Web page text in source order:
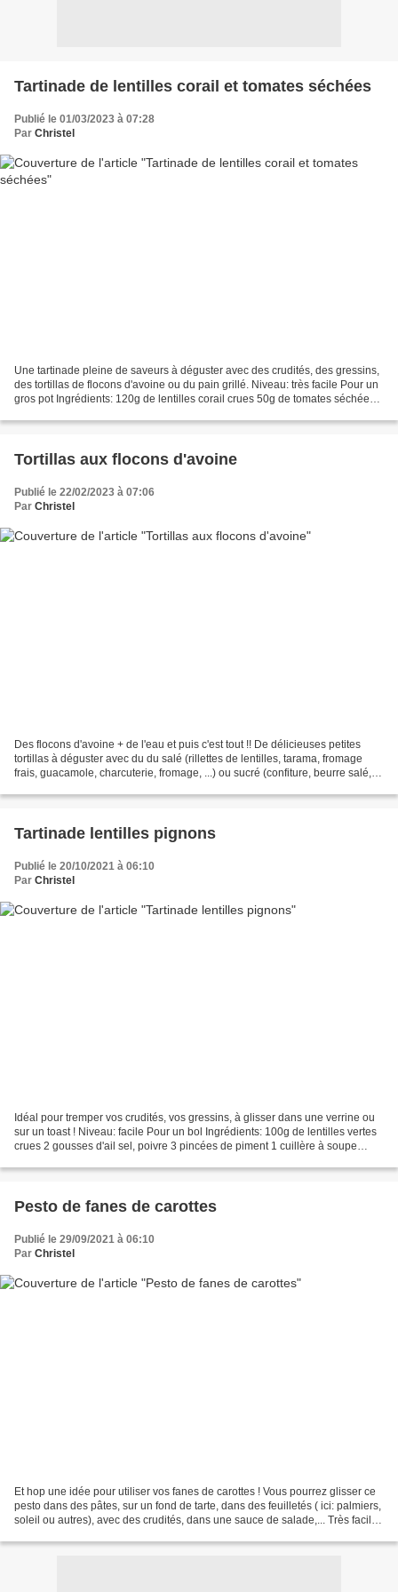
Tartinade de lentilles corail et tomates séchées
Publié le 01/03/2023 à 07:28
Par Christel
Une tartinade pleine de saveurs à déguster avec des crudités, des gressins,
des tortillas de flocons d'avoine ou du pain grillé. Niveau: très facile Pour un
gros pot Ingrédients: 120g de lentilles corail crues 50g de tomates séchées +
Tortillas aux flocons d'avoine
Publié le 22/02/2023 à 07:06
Par Christel
Des flocons d'avoine + de l'eau et puis c'est tout !! De délicieuses petites
tortillas à déguster avec du du salé (rillettes de lentilles, tarama, fromage
frais, guacamole, charcuterie, fromage, ...) ou sucré (confiture, beurre salé,
Tartinade lentilles pignons
Publié le 20/10/2021 à 06:10
Par Christel
Idéal pour tremper vos crudités, vos gressins, à glisser dans une verrine ou
sur un toast ! Niveau: facile Pour un bol Ingrédients: 100g de lentilles vertes
crues 2 gousses d'ail sel, poivre 3 pincées de piment 1 cuillère à soupe
Pesto de fanes de carottes
Publié le 29/09/2021 à 06:10
Par Christel
Et hop une idée pour utiliser vos fanes de carottes ! Vous pourrez glisser ce
pesto dans des pâtes, sur un fond de tarte, dans des feuilletés ( ici: palmiers,
soleil ou autres), avec des crudités, dans une sauce de salade,... Très facile